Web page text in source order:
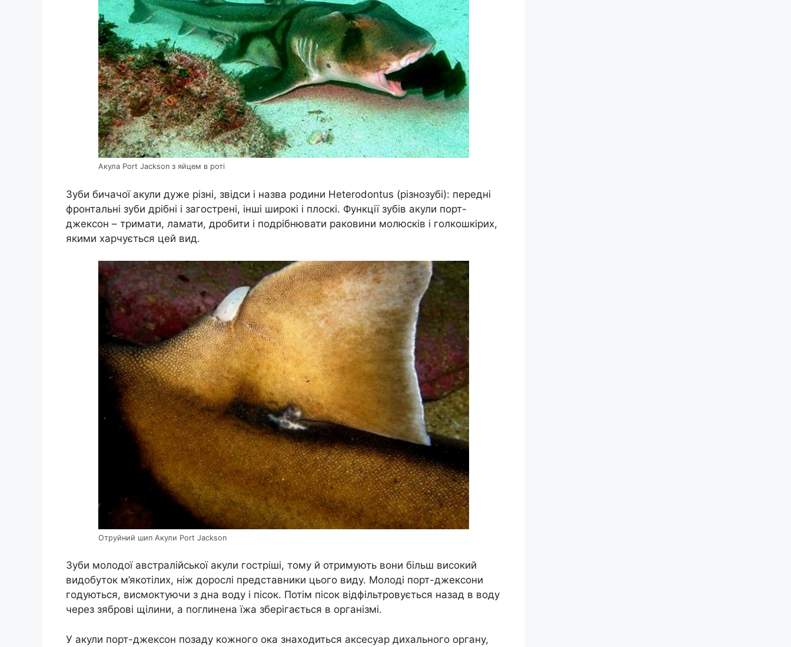
Акула Port Jackson з яйцем в роті
Зуби бичачої акули дуже різні, звідси і назва родини Heterodontus (різнозубі): передні
фронтальні зуби дрібні і загострені, інші широкі і плоскі. Функції зубів акули порт-
джексон – тримати, ламати, дробити і подрібнювати раковини молюсків і голкошкірих,
якими харчується цей вид.
Отруйний шип Акули Port Jackson
Зуби молодої австралійської акули гостріші, тому й отримують вони більш високий
видобуток м’якотілих, ніж дорослі представники цього виду. Молоді порт-джексони
годуються, висмоктуючи з дна воду і пісок. Потім пісок відфільтровується назад в воду
через зяброві щілини, а поглинена їжа зберігається в організмі.
У акули порт-джексон позаду кожного ока знаходиться аксесуар дихального органу,